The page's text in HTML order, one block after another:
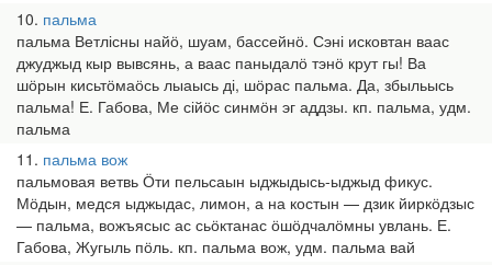
10 пальма
пальма Ветлісны найӧ, шуам, бассейнӧ. Сэні исковтан ваас
джуджыд кыр вывсянь, а ваас паныдалӧ тэнӧ крут гы! Ва
шӧрын кисьтӧмаӧсь лыаысь ді, шӧрас пальма. Да, збыльысь
пальма! Е. Габова, Ме сійӧс синмӧн эг аддзы. кп. пальма, удм.
пальма
11 пальма вож
пальмовая ветвь Ӧти пельсаын ыджыдысь-ыджыд фикус.
Мӧдын, медся ыджыдас, лимон, а на костын — дзик йиркӧдзыс
— пальма, вожъясыс ас сьӧктанас ӧшӧдчалӧмны увлань. Е.
Габова, Жугыль пӧль. кп. пальма вож, удм. пальма вай